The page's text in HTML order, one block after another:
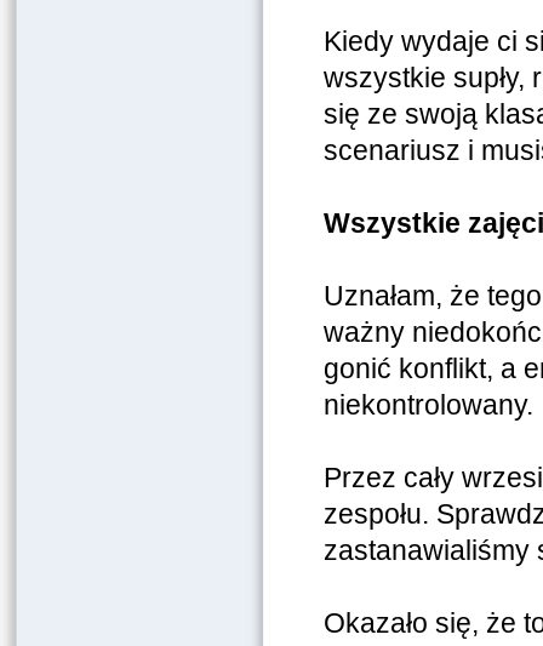
Kiedy wydaje ci
wszystkie supły,
się ze swoją
scenariusz i
Wszystkie
Uznałam, że
ważny
gonić konflikt, a
niekontrolowany.
Przez cały
zespołu.
zastanawialiśmy
Okazało się, że